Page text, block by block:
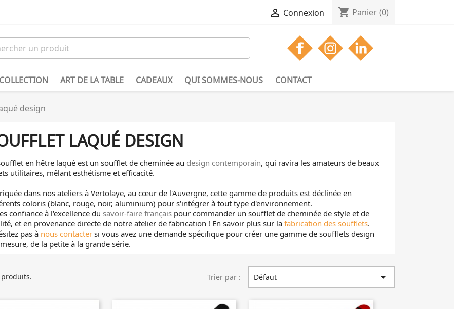
 Connexion shopping_cart Panier(0)
ART DE LA TABLE CADEAUX QUI SOMMES-NOUS CONTACT
design
LAQUÉ DESIGN
en hêtre laqué est un soufflet de cheminée au design contemporain, qui ravira les amateurs de beaux
utilitaires, mêlant esthétisme et efficacité.
dans nos ateliers à Vertolaye, au cœur de l'Auvergne, cette gamme de produits est déclinée en
coloris (blanc, rouge, noir, aluminium) pour s'intégrer à tout type d'environnement.
confiance à l'excellence du savoir-faire français pour commander un soufflet de cheminée de style et de
et en provenance directe de notre atelier de fabrication ! En savoir plus sur la fabrication des soufflets.
pas à nous contacter si vous avez une demande spécifique pour créer une gamme de soufflets design
de la petite à la grande série.
Trier par : Défaut 